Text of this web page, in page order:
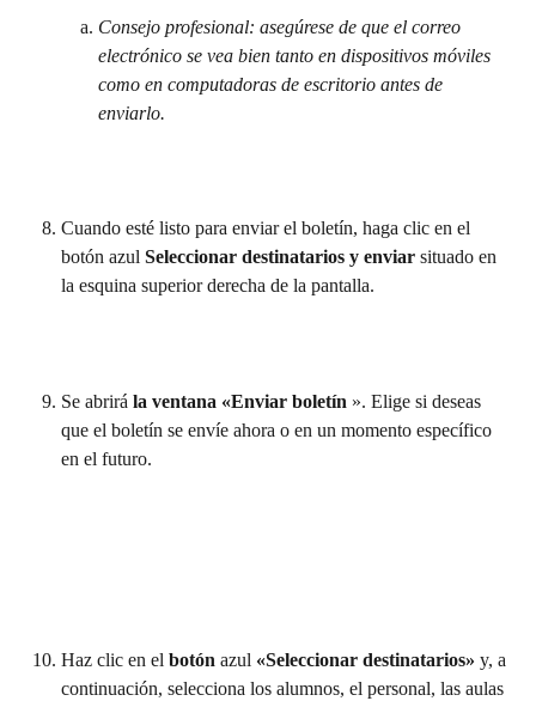
Consejo profesional: asegúrese de que el correo
electrónico se vea bien tanto en dispositivos móviles
como en computadoras de escritorio antes de
enviarlo.
Cuando esté listo para enviar el boletín, haga clic en el
botón azul Seleccionar destinatarios y enviar situado en
la esquina superior derecha de la pantalla.
Se abrirá la ventana «Enviar boletín ». Elige si deseas
que el boletín se envíe ahora o en un momento específico
en el futuro.
Haz clic en el botón azul «Seleccionar destinatarios» y, a
continuación, selecciona los alumnos, el personal, las aulas